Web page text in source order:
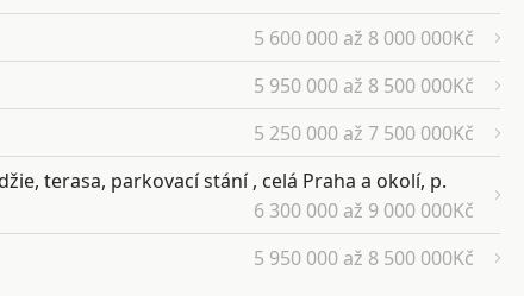
5 600 000 až 8 000 000Kč
5 950 000 až 8 500 000Kč
5 250 000 až 7 500 000Kč
terasa, parkovací stání , celá Praha a okolí, p.
6 300 000 až 9 000 000Kč
5 950 000 až 8 500 000Kč